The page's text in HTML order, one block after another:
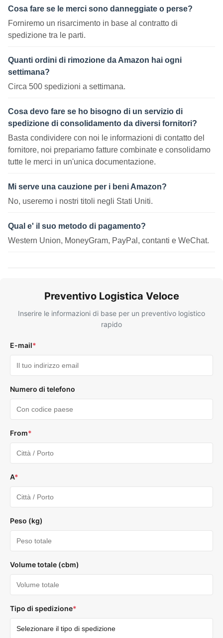
Cosa fare se le merci sono danneggiate o perse?
Forniremo un risarcimento in base al contratto di
spedizione tra le parti.
Quanti ordini di rimozione da Amazon hai ogni
settimana?
Circa 500 spedizioni a settimana.
Cosa devo fare se ho bisogno di un servizio di
spedizione di consolidamento da diversi fornitori?
Basta condividere con noi le informazioni di contatto del
fornitore, noi prepariamo fatture combinate e consolidamo
tutte le merci in un'unica documentazione.
Mi serve una cauzione per i beni Amazon?
No, useremo i nostri titoli negli Stati Uniti.
Qual e' il suo metodo di pagamento?
Western Union, MoneyGram, PayPal, contanti e WeChat.
Preventivo Logistica Veloce
Inserire le informazioni di base per un preventivo logistico
rapido
E-mail*
Numero di telefono
From*
A*
Peso (kg)
Volume totale (cbm)
Tipo di spedizione*